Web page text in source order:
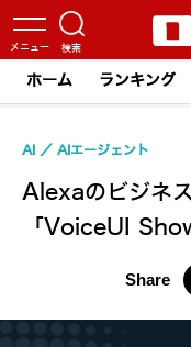
ホーム ランキング
Alexaのビジネ
「VoiceUI
AI AIエージェント